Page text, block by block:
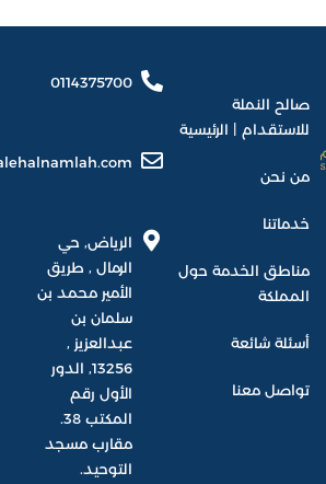
صالح النملة
للاستقدام | الرئيسية
من نحن
خدماتنا
مناطق الخدمة حول
المملكة
أسئلة شائعة
تواصل معنا
0114375700
الرياض, حي
الرمال , طريق
الأمير محمد بن
سلمان بن
عبدالعزيز ,
13256, الدور
الأول رقم
المكتب 38.
مقارب مسجد
التوحيد.